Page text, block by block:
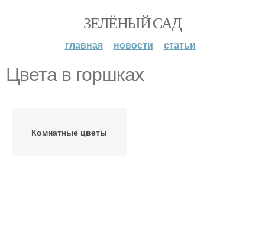
ЗЕЛЁНЫЙ САД
главная новости статьи
Цвета в горшках
Комнатные цветы